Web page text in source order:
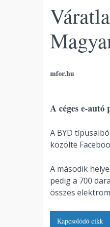
mfor.hu
A céges e-autó
A BYD
közölte
A második
pedig a 700
összes
Kapcsolódó cikk